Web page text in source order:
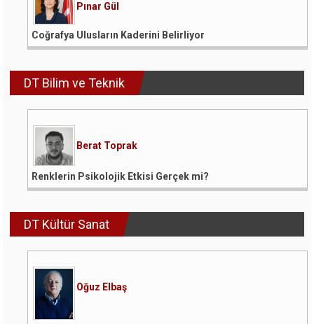
Pınar Gül
Coğrafya Ulusların Kaderini Belirliyor
DT Bilim ve Teknik
Berat Toprak
Renklerin Psikolojik Etkisi Gerçek mi?
DT Kültür Sanat
Oğuz Elbaş